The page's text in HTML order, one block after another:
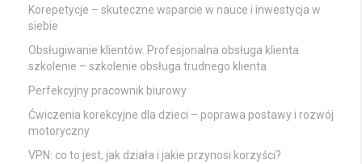
Korepetycje – skuteczne wsparcie w nauce i inwestycja w
siebie
Obsługiwanie klientów. Profesjonalna obsługa klienta
szkolenie – szkolenie obsługa trudnego klienta
Perfekcyjny pracownik biurowy
Ćwiczenia korekcyjne dla dzieci – poprawa postawy i rozwój
motoryczny
VPN: co to jest, jak działa i jakie przynosi korzyści?